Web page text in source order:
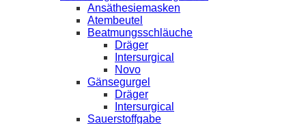
Ansäthesiemasken
Atembeutel
Beatmungsschläuche
Dräger
Intersurgical
Novo
Gänsegurgel
Dräger
Intersurgical
Sauerstoffgabe